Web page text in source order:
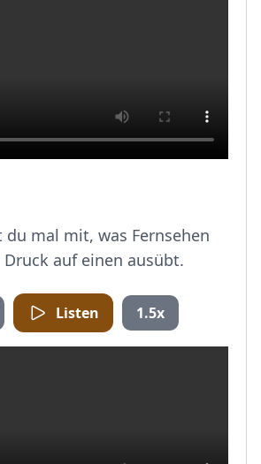
du mal mit, was Fernsehen
auf einen ausübt.
Listen 1.5x